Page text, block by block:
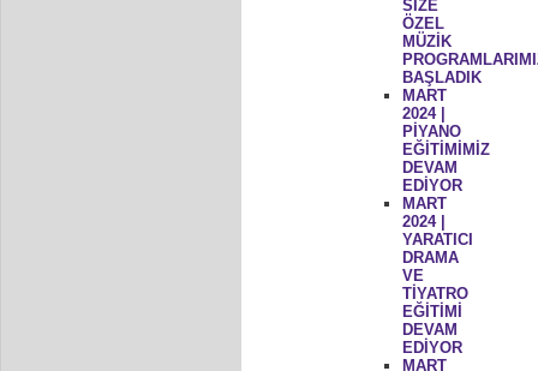
SİZE
ÖZEL
MÜZİK
BAŞLADIK
MART
2024 |
PİYANO
EĞİTİMİMİZ
DEVAM
EDİYOR
MART
2024 |
YARATICI
DRAMA
VE
TİYATRO
EĞİTİMİ
DEVAM
EDİYOR
MART